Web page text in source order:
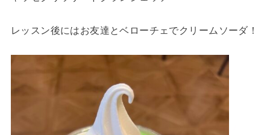
レッスン後にはお友達とベローチェでクリームソーダ！